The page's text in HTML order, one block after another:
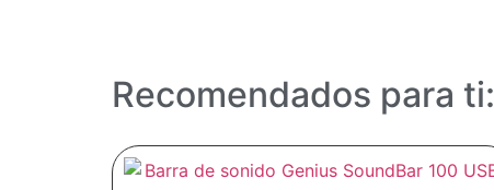
Recomendados para ti: